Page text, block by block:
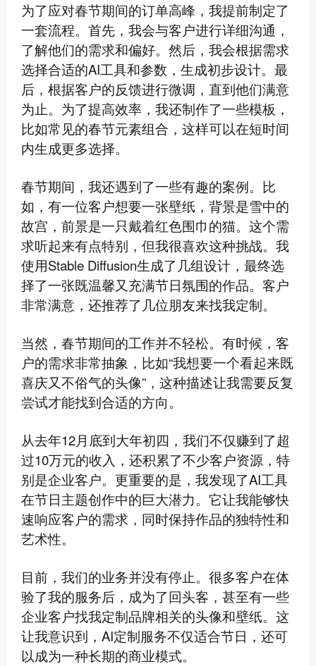
为了应对春节期间的订单高峰，我提前制定了
一套流程。首先，我会与客户进行详细沟通，
了解他们的需求和偏好。然后，我会根据需求
选择合适的AI工具和参数，生成初步设计。最
后，根据客户的反馈进行微调，直到他们满意
为止。为了提高效率，我还制作了一些模板，
比如常见的春节元素组合，这样可以在短时间
内生成更多选择。
春节期间，我还遇到了一些有趣的案例。比
如，有一位客户想要一张壁纸，背景是雪中的
故宫，前景是一只戴着红色围巾的猫。这个需
求听起来有点特别，但我很喜欢这种挑战。我
使用Stable Diffusion生成了几组设计，最终选
择了一张既温馨又充满节日氛围的作品。客户
非常满意，还推荐了几位朋友来找我定制。
当然，春节期间的工作并不轻松。有时候，客
户的需求非常抽象，比如“我想要一个看起来既
喜庆又不俗气的头像”，这种描述让我需要反复
尝试才能找到合适的方向。
从去年12月底到大年初四，我们不仅赚到了超
过10万元的收入，还积累了不少客户资源，特
别是企业客户。更重要的是，我发现了AI工具
在节日主题创作中的巨大潜力。它让我能够快
速响应客户的需求，同时保持作品的独特性和
艺术性。
目前，我们的业务并没有停止。很多客户在体
验了我的服务后，成为了回头客，甚至有一些
企业客户找我定制品牌相关的头像和壁纸。这
让我意识到，AI定制服务不仅适合节日，还可
以成为一种长期的商业模式。